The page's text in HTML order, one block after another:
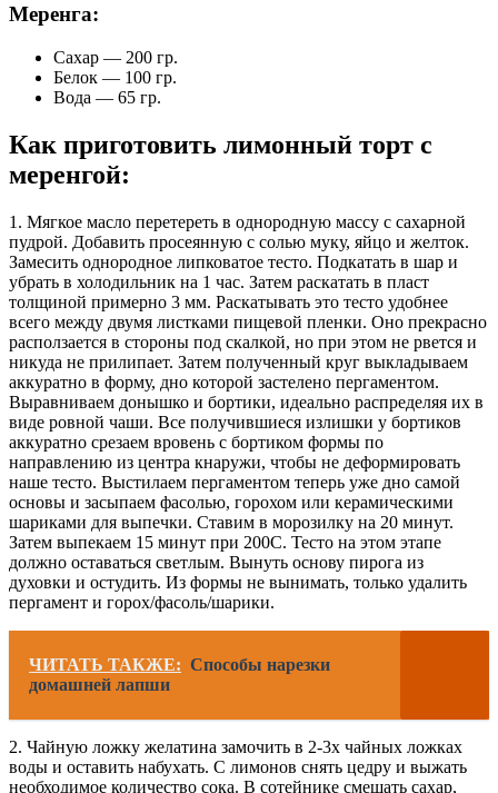
Меренга:
Сахар — 200 гр.
Белок — 100 гр.
Вода — 65 гр.
Как приготовить лимонный торт с
меренгой:
1. Мягкое масло перетереть в однородную массу с сахарной
пудрой. Добавить просеянную с солью муку, яйцо и желток.
Замесить однородное липковатое тесто. Подкатать в шар и
убрать в холодильник на 1 час. Затем раскатать в пласт
толщиной примерно 3 мм. Раскатывать это тесто удобнее
всего между двумя листками пищевой пленки. Оно прекрасно
расползается в стороны под скалкой, но при этом не рвется и
никуда не прилипает. Затем полученный круг выкладываем
аккуратно в форму, дно которой застелено пергаментом.
Выравниваем донышко и бортики, идеально распределяя их в
виде ровной чаши. Все получившиеся излишки у бортиков
аккуратно срезаем вровень с бортиком формы по
направлению из центра кнаружи, чтобы не деформировать
наше тесто. Выстилаем пергаментом теперь уже дно самой
основы и засыпаем фасолью, горохом или керамическими
шариками для выпечки. Ставим в морозилку на 20 минут.
Затем выпекаем 15 минут при 200С. Тесто на этом этапе
должно оставаться светлым. Вынуть основу пирога из
духовки и остудить. Из формы не вынимать, только удалить
пергамент и горох/фасоль/шарики.
ЧИТАТЬ ТАКЖЕ: Способы нарезки
домашней лапши
2. Чайную ложку желатина замочить в 2-3х чайных ложках
воды и оставить набухать. С лимонов снять цедру и выжать
необходимое количество сока. В сотейнике смешать сахар,